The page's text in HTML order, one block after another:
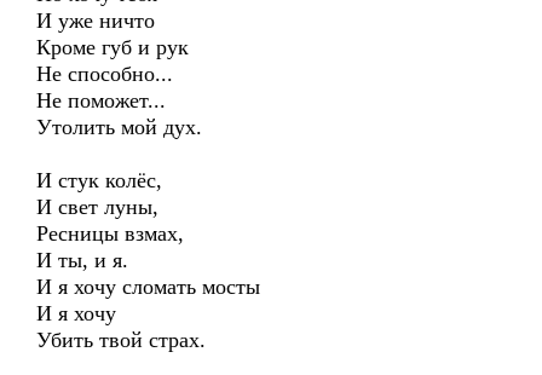
И уже ничто
Кроме губ и рук
Не способно...
Не поможет...
Утолить мой дух.
И стук колёс,
И свет луны,
Ресницы взмах,
И ты, и я.
И я хочу сломать мосты
И я хочу
Убить твой страх.